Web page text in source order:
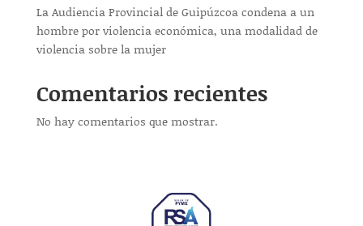
La Audiencia Provincial de Guipúzcoa condena a un
hombre por violencia económica, una modalidad de
violencia sobre la mujer
Comentarios recientes
No hay comentarios que mostrar.